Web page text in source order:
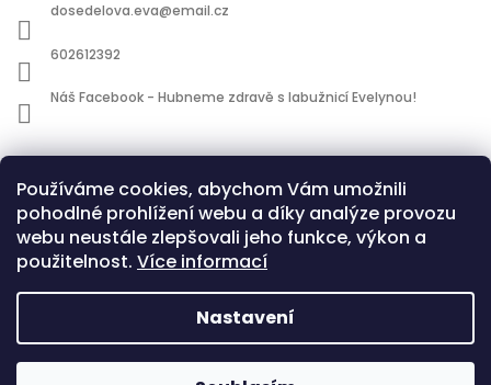
Používáme cookies, abychom Vám umožnili
pohodlné prohlížení webu a díky analýze provozu
webu neustále zlepšovali jeho funkce, výkon a
použitelnost. Více informací
Nastavení
dosedelova.eva@email.cz
602612392
Náš Facebook - Hubneme zdravě s labužnicí Evelynou!
Obchodní podmínky
Podmínky ochrany osobních údajů